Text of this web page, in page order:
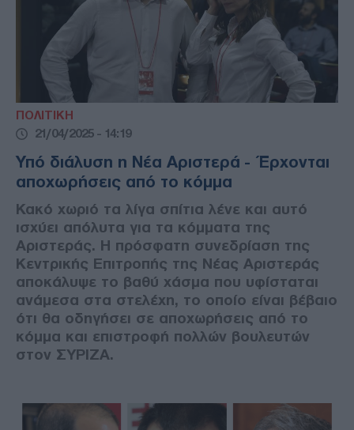
ΠΟΛΙΤΙΚΗ
21/04/2025 - 14:19
Υπό διάλυση η Νέα Αριστερά - Έρχονται
αποχωρήσεις από το κόμμα
Κακό χωριό τα λίγα σπίτια λένε και αυτό
ισχύει απόλυτα για τα κόμματα της
Αριστεράς. Η πρόσφατη συνεδρίαση της
Κεντρικής Επιτροπής της Νέας Αριστεράς
αποκάλυψε το βαθύ χάσμα που υφίσταται
ανάμεσα στα στελέχη, το οποίο είναι βέβαιο
ότι θα οδηγήσει σε αποχωρήσεις από το
κόμμα και επιστροφή πολλών βουλευτών
στον ΣΥΡΙΖΑ.